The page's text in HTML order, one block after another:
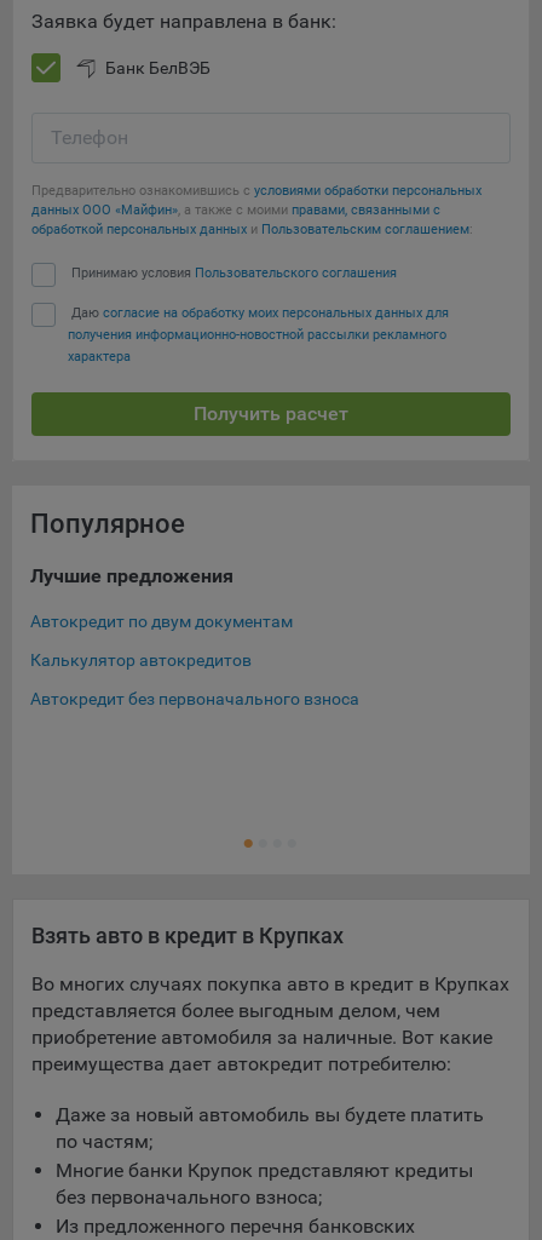
Заявка будет направлена в банк:
Банк БелВЭБ
Телефон
Предварительно ознакомившись с условиями обработки персональных
данных ООО «Майфин», а также с моими правами, связанными с
обработкой персональных данных и Пользовательским соглашением:
Принимаю условия Пользовательского соглашения
Даю согласие на обработку моих персональных данных для
получения информационно-новостной рассылки рекламного
характера
Получить расчет
Популярное
Лучшие предложения
Автокредит по двум документам
Калькулятор автокредитов
Автокредит без первоначального взноса
Взять авто в кредит в Крупках
Во многих случаях покупка авто в кредит в Крупках
представляется более выгодным делом, чем
приобретение автомобиля за наличные. Вот какие
преимущества дает автокредит потребителю:
Даже за новый автомобиль вы будете платить
по частям;
Многие банки Крупок представляют кредиты
без первоначального взноса;
Из предложенного перечня банковских